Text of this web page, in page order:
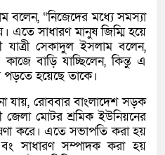
বলেন, “নিজেদের মধ্যে সমস্যা
এতে সাধারণ মানুষ জিম্মি হয়ে
যাত্রী সেকাদুল ইসলাম বলেন,
বাড়ি যাচ্ছিলেন, কিন্তু এ
পড়তে হয়েছে তাকে।
যায়, রোববারবাংলাদেশ সড়ক
জেলা মোটর শ্রমিক ইউনিয়নের
করে। এতে সভাপতি করা হয়
সাধারণ সম্পাদক করা হয়